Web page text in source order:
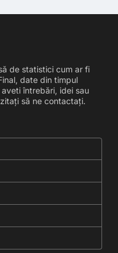
de statistici cum ar fi
date din timpul
întrebări, idei sau
să ne contactați.